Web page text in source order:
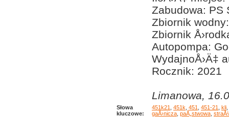
Zabudowa: PS
Zbiornik
Zbiornik
Autopompa:
WydajnoÅ›Ä‡
Rocznik: 2021
Limanowa,
Słowa
kluczowe:
451k21 451k 451 451-21 kli
gaÅ›nicza paÅ„stwowa